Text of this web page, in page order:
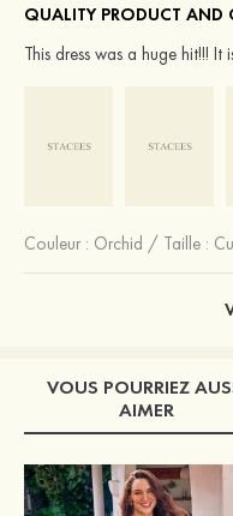
QUALITY PRODUCT AND
This dress was a huge hit!!!
Couleur : Orchid / Taille :
VOUS POURRIEZ
AIMER